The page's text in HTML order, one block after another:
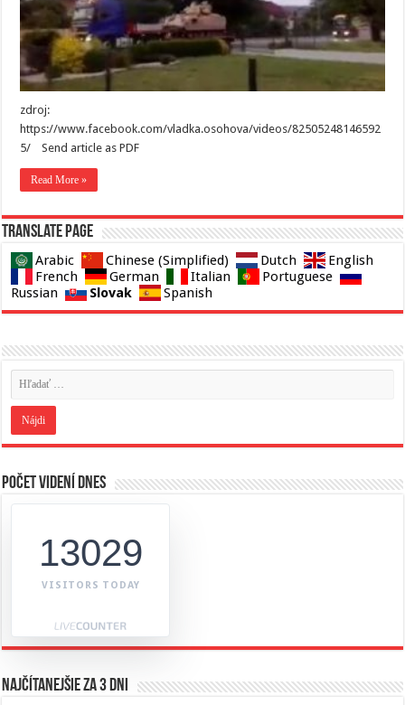
zdroj:
https://www.facebook.com/vladka.osohova/videos/82505248146592
5/ Send article as PDF
Read More »
Translate page
Arabic Chinese (Simplified) Dutch
English
French
German Italian
Portuguese
Russian
Slovak Spanish
Počet videní dnes
13029
VISITORS TODAY
Najčítanejšie za 3 dni